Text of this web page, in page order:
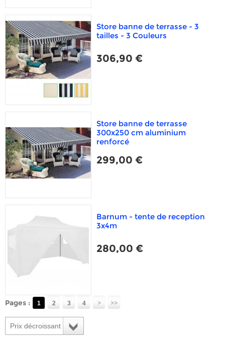
Store banne de terrasse - 3
tailles - 3 Couleurs
306,90 €
Store banne de terrasse
300x250 cm aluminium
renforcé
299,00 €
Barnum - tente de reception
3x4m
280,00 €
Pages : 1 2 3 4 > >>
Prix décroissant